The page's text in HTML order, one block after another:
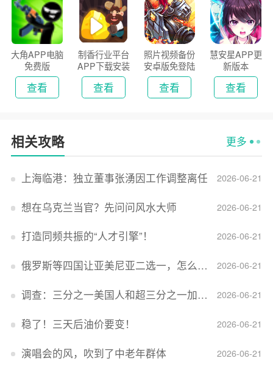
大角APP电脑
免费版
查看
制香行业平台
APP下载安装
2026
查看
照片视频备份
安卓版免登陆
版
查看
慧安星APP更
新版本
查看
相关攻略 更多
2026-06-21
上海临港：独立董事张湧因工作调整离任
2026-06-21
想在乌克兰当官？先问问风水大师
2026-06-21
打造同频共振的“人才引擎”！
2026-06-21
俄罗斯等四国让亚美尼亚二选一，怎么回事？
2026-06-21
调查：三分之一美国人和超三分之一加拿大人感到经济压力
2026-06-21
稳了！三天后油价要变！
2026-06-21
演唱会的风，吹到了中老年群体